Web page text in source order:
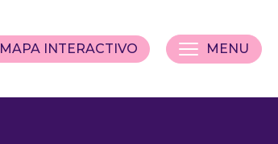
MAPA INTERACTIVO MENU